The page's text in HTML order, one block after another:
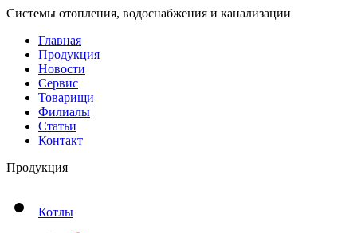
Системы отопления, водоснабжения и канализации
Главная
Продукция
Новости
Сервис
Товарищи
Филиалы
Статьи
Контакт
Продукция
Котлы